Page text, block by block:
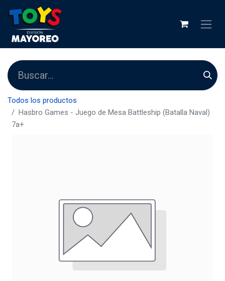
Todos los productos
Hasbro Games - Juego de Mesa Battleship (Batalla Naval)
7a+